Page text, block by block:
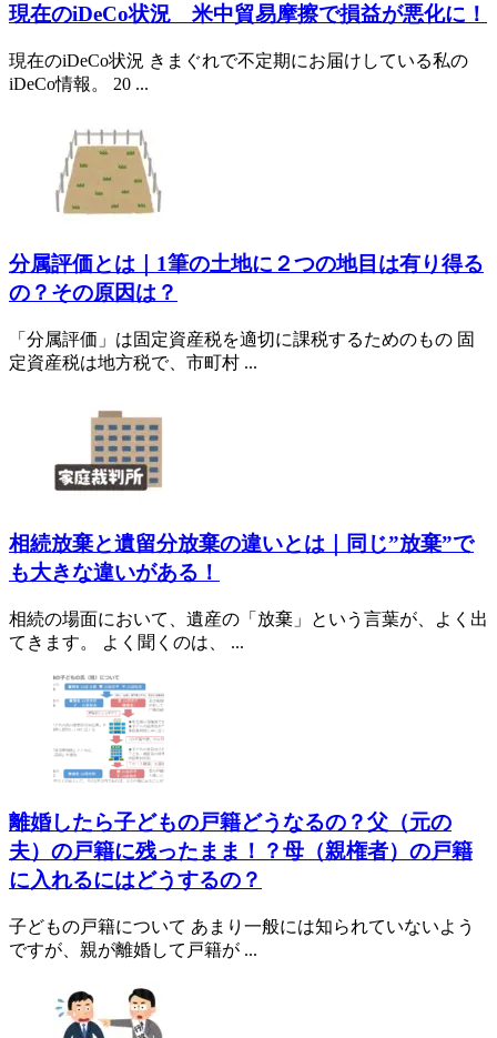
現在のiDeCo状況 米中貿易摩擦で損益が悪化に！
現在のiDeCo状況 きまぐれで不定期にお届けしている私の
iDeCo情報。 20 ...
分属評価とは｜1筆の土地に２つの地目は有り得る
の？その原因は？
「分属評価」は固定資産税を適切に課税するためのもの 固
定資産税は地方税で、市町村 ...
相続放棄と遺留分放棄の違いとは｜同じ”放棄”で
も大きな違いがある！
相続の場面において、遺産の「放棄」という言葉が、よく出
てきます。 よく聞くのは、 ...
離婚したら子どもの戸籍どうなるの？父（元の
夫）の戸籍に残ったまま！？母（親権者）の戸籍
に入れるにはどうするの？
子どもの戸籍について あまり一般には知られていないよう
ですが、親が離婚して戸籍が ...